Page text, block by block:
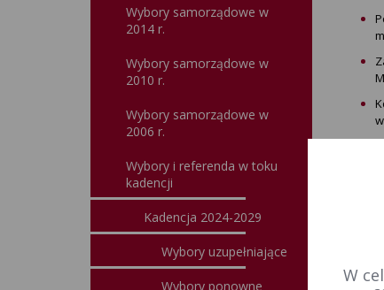
Wybory samorządowe w
2014 r.
Wybory samorządowe w
2010 r.
Wybory samorządowe w
2006 r.
Wybory i referenda w toku
kadencji
Kadencja 2024-2029
Wybory uzupełniające
Wybory ponowne
W